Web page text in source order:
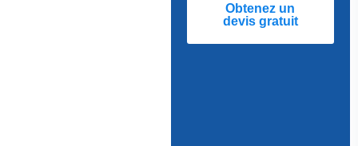
Obtenez un
devis gratuit